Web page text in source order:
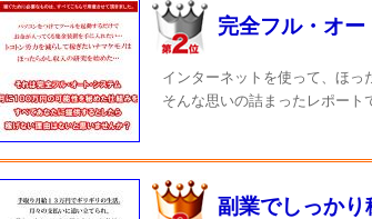
完全フル・オー
インターネットを使って、ほっ
そんな思いの詰まったレポート
副業でしっかり